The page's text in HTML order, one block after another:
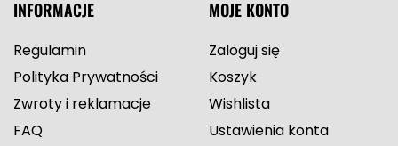
INFORMACJE
Regulamin
Polityka Prywatności
Zwroty i reklamacje
FAQ
MOJE KONTO
Zaloguj się
Koszyk
Wishlista
Ustawienia konta